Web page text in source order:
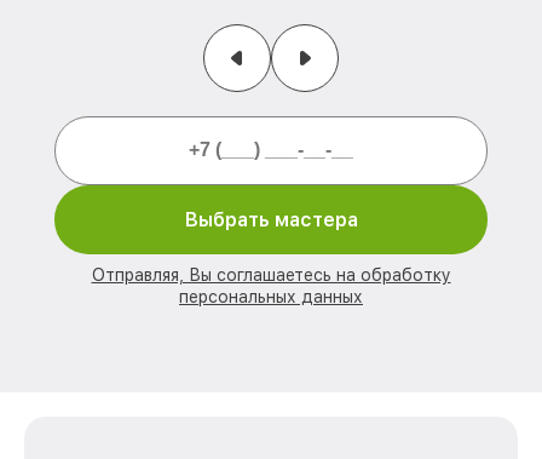
Выбрать мастера
Отправляя, Вы соглашаетесь на обработку
персональных данных